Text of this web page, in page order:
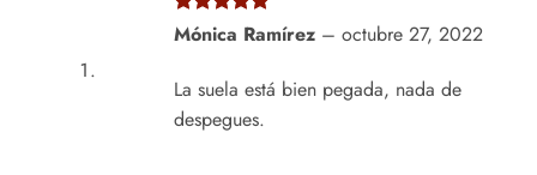
Valorado
Mónica Ramírez – octubre 27, 2022
La suela está bien pegada, nada de
despegues.